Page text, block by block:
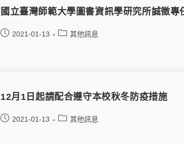
國立臺灣師範大學圖書資訊學研究所誠徵
2021-01-13 其他訊息
12月1日起請配合遵守本校秋冬防疫措施
2021-01-13 其他訊息